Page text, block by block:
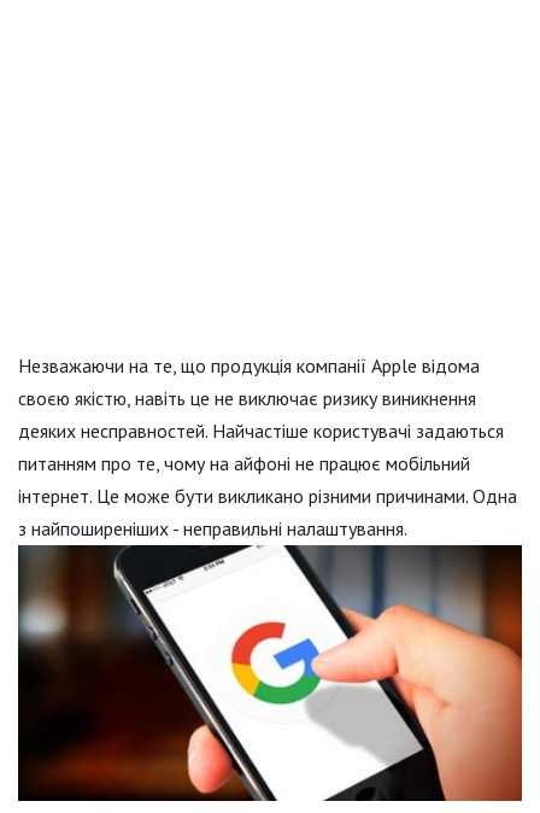
Незважаючи на те, що продукція компанії Apple відома
своєю якістю, навіть це не виключає ризику виникнення
деяких несправностей. Найчастіше користувачі задаються
питанням про те, чому на айфоні не працює мобільний
інтернет. Це може бути викликано різними причинами. Одна
з найпоширеніших - неправильні налаштування.